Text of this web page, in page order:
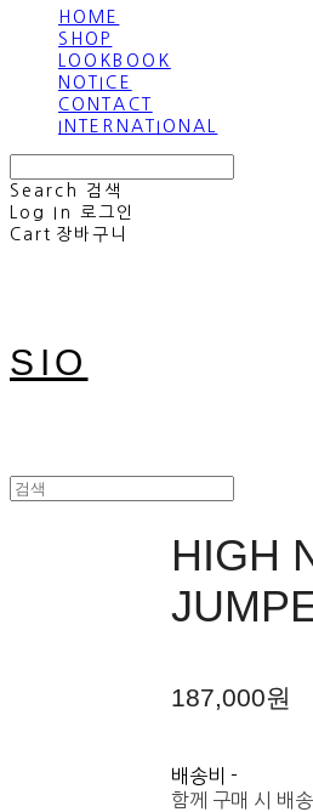
HOME
SHOP
LOOKBOOK
NOTICE
CONTACT
INTERNATIONAL
Search
검색
Log In
로그인
Cart 장바구니
SIO
HIGH
187,000원
배송비 -
함께 구매 시 배